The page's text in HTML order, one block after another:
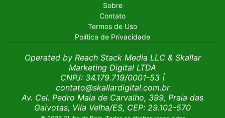
Sobre
Contato
Termos de Uso
Política de Privacidade
Operated by Reach Stack Media LLC & Skallar
Marketing Digital LTDA
CNPJ: 34.179.719/0001-53 |
contato@skallardigital.com.br
Av. Cel. Pedro Maia de Carvalho, 399, Praia das
Gaivotas, Vila Velha/ES, CEP: 29.102-570